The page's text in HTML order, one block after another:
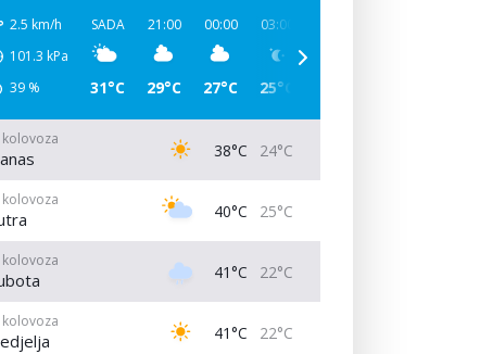
2.5 km/h
101.3 kPa
39 %
SADA
31°C
21:00
29°C
00:00
27°C
03:00
25°C
kolovoza
38°C 24°C
kolovoza
40°C 25°C
kolovoza
41°C 22°C
kolovoza
41°C 22°C